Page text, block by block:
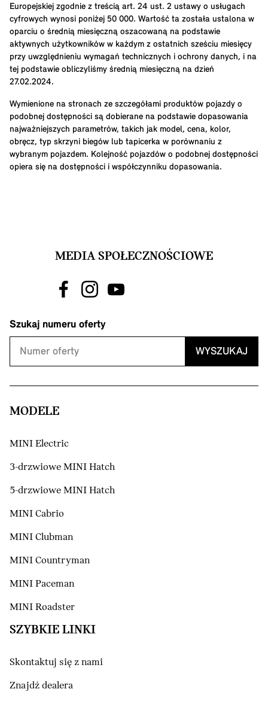
Europejskiej zgodnie z treścią art. 24 ust. 2 ustawy o usługach
cyfrowych wynosi poniżej 50 000. Wartość ta została ustalona w
oparciu o średnią miesięczną oszacowaną na podstawie
aktywnych użytkowników w każdym z ostatnich sześciu miesięcy
przy uwzględnieniu wymagań technicznych i ochrony danych, i na
tej podstawie obliczyliśmy średnią miesięczną na dzień
27.02.2024.
Wymienione na stronach ze szczegółami produktów pojazdy o
podobnej dostępności są dobierane na podstawie dopasowania
najważniejszych parametrów, takich jak model, cena, kolor,
obręcz, typ skrzyni biegów lub tapicerka w porównaniu z
wybranym pojazdem. Kolejność pojazdów o podobnej dostępności
opiera się na dostępności i współczynniku dopasowania.
MEDIA SPOŁECZNOŚCIOWE
Szukaj numeru oferty
WYSZUKAJ
MODELE
MINI Electric
3-drzwiowe MINI Hatch
5-drzwiowe MINI Hatch
MINI Cabrio
MINI Clubman
MINI Countryman
MINI Paceman
MINI Roadster
SZYBKIE LINKI
Skontaktuj się z nami
Znajdź dealera